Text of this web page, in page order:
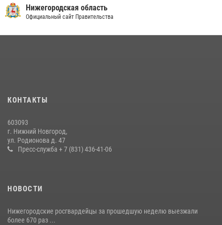
Суперкубка России в Нижнем Новгороде
20 июля 2026, 13:55 2
28 июля 2026, 15:39
более 600 раз по сигналу «тревога»
20 июля 2026, 12:26
Нижегородская область
Официальный сайт Правительства
КОНТАКТЫ
603093
г. Нижний Новгород,
ул. Родионова д. 47
Пресс-служба + 7 (831) 436-41-06
НОВОСТИ
Нижегородские росгвардейцы за прошедшую неделю выезжали
более 670 раз ...